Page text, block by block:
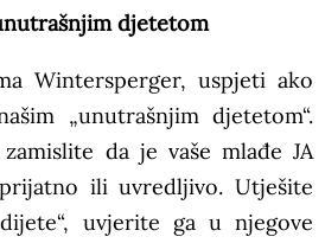
djetetom
Wintersperger, uspjeti ako
„unutrašnjim djetetom“.
da je vaše mlađe JA
ili uvredljivo. Utješite
uvjerite ga u njegove